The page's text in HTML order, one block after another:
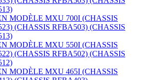
MODÈLE MXU 700I (CHASSIS
(CHASSIS RFBA503) (CHASSIS
MODÈLE MXU 550I (CHASSIS
(CHASSIS RFBA502) (CHASSIS
MODÈLE MXU 465I (CHASSIS